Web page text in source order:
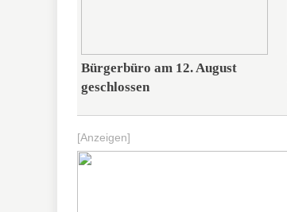
Bürgerbüro am 12. August
geschlossen
[Anzeigen]